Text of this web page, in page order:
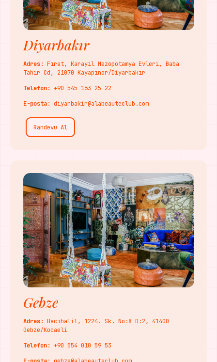
Diyarbakır
Adres: Fırat, Karayıl Mezopotamya Evleri, Baba
Tahir Cd, 21070 Kayapınar/Diyarbakır
Telefon:
+90 545 163 25 22
E-posta: diyarbakir@alabeauteclub.com
Randevu Al
Gebze
Adres: Hacıhalil, 1224. Sk. No:8 D:2, 41400
Gebze/Kocaeli
Telefon:
+90 554 010 59 53